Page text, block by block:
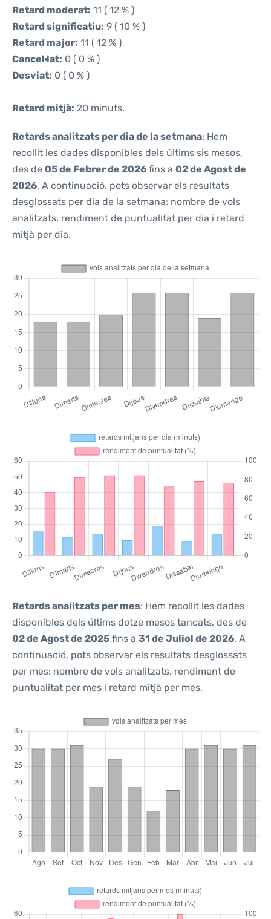
Retard moderat: 11 ( 12 % )
Retard significatiu: 9 ( 10 % )
Retard major: 11 ( 12 % )
Cancel·lat: 0 ( 0 % )
Desviat: 0 ( 0 % )
Retard mitjà: 20 minuts.
Retards analitzats per dia de la setmana: Hem
recollit les dades disponibles dels últims sis mesos,
des de 05 de Febrer de 2026 fins a 02 de Agost de
2026. A continuació, pots observar els resultats
desglossats per dia de la setmana: nombre de vols
analitzats, rendiment de puntualitat per dia i retard
mitjà per dia.
Retards analitzats per mes: Hem recollit les dades
disponibles dels últims dotze mesos tancats, des de
02 de Agost de 2025 fins a 31 de Juliol de 2026. A
continuació, pots observar els resultats desglossats
per mes: nombre de vols analitzats, rendiment de
puntualitat per mes i retard mitjà per mes.